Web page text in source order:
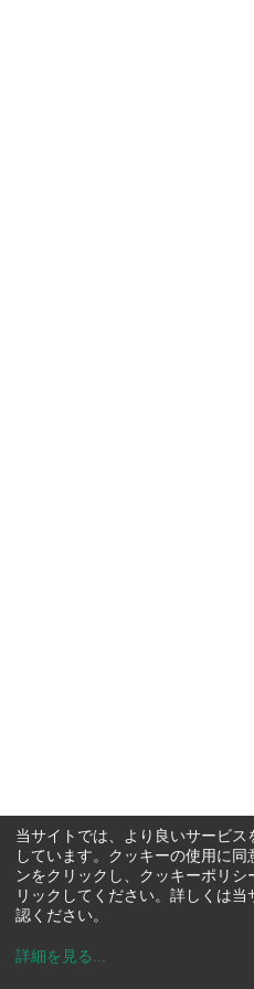
当サイトでは、より良いサービ
しています。クッキーの使用に
ンをクリックし、クッキーポリ
リックしてください。詳しくは当
認ください。
詳細を見る ...